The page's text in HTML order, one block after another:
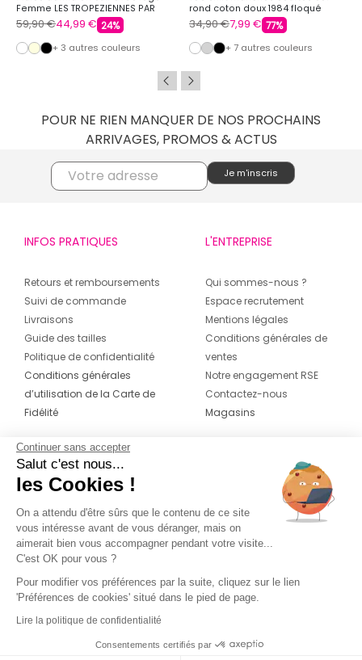
Femme LES TROPEZIENNES PAR
M.BELARBI
59,90 €44,99 € 24%
+ 3 autres couleurs
rond coton doux 1984 floqué
raoul Homme REDSKINS
34,90 €7,99 € 77%
+ 7 autres couleurs
POUR NE RIEN MANQUER DE NOS PROCHAINS
ARRIVAGES, PROMOS & ACTUS
INFOS PRATIQUES
Retours et remboursements
Suivi de commande
Livraisons
Guide des tailles
Politique de confidentialité
Conditions générales
d’utilisation de la Carte de
Fidélité
L'ENTREPRISE
Qui sommes-nous ?
Espace recrutement
Mentions légales
Conditions générales de
ventes
Notre engagement RSE
Contactez-nous
Magasins
CONTACT
04 42 20 78 42
Du lundi au jeudi de 8h30 à 16h30 & le
vendredi de 8h30 à 15h30
Continuer sans accepter
Salut c'est nous...
les Cookies !
On a attendu d'être sûrs que le contenu de ce site
vous intéresse avant de vous déranger, mais on
aimerait bien vous accompagner pendant votre visite...
C'est OK pour vous ?
Pour modifier vos préférences par la suite, cliquez sur le lien
'Préférences de cookies' situé dans le pied de page.
Lire la politique de confidentialité
Consentements certifiés par